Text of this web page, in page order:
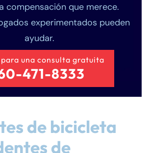
compensación que merece.
experimentados pueden
ayudar.
una consulta gratuita
471-8333
de bicicleta
de